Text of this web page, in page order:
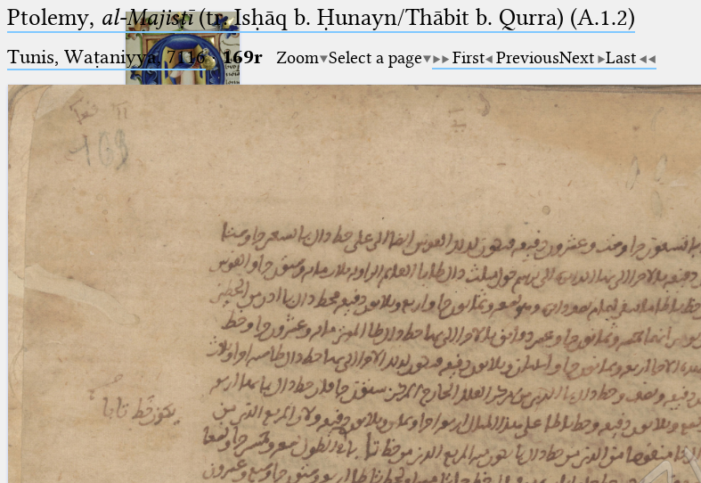
Ptolemaeus
Arabus et Latinus
(the underscore) is the placeholder
for exactly one character.
(the percent sign) is the
placeholder for no, one or more
than one character.
(two percent signs) is the
placeholder for no, one or more
than one character, but not for
blank space (so that a search ends
at word boundaries).
🔎︎
Start
Project
Team
News
Jobs
Publications
Conference
Ptolemy, al-Majisṭī(tr. Isḥāq b. Ḥunayn/Thābit b. Qurra) (A.1.2)
Tunis, Waṭaniyya, 7116·169r Zoom Select a page First PreviousNext Last